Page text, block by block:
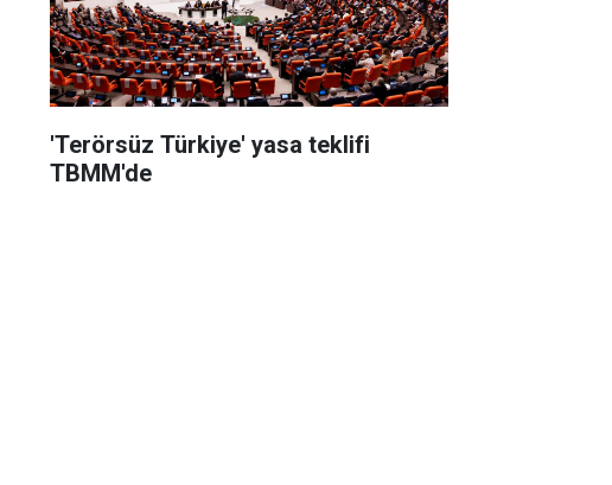
'Terörsüz Türkiye' yasa teklifi
TBMM'de